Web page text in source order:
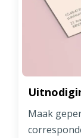
Maak